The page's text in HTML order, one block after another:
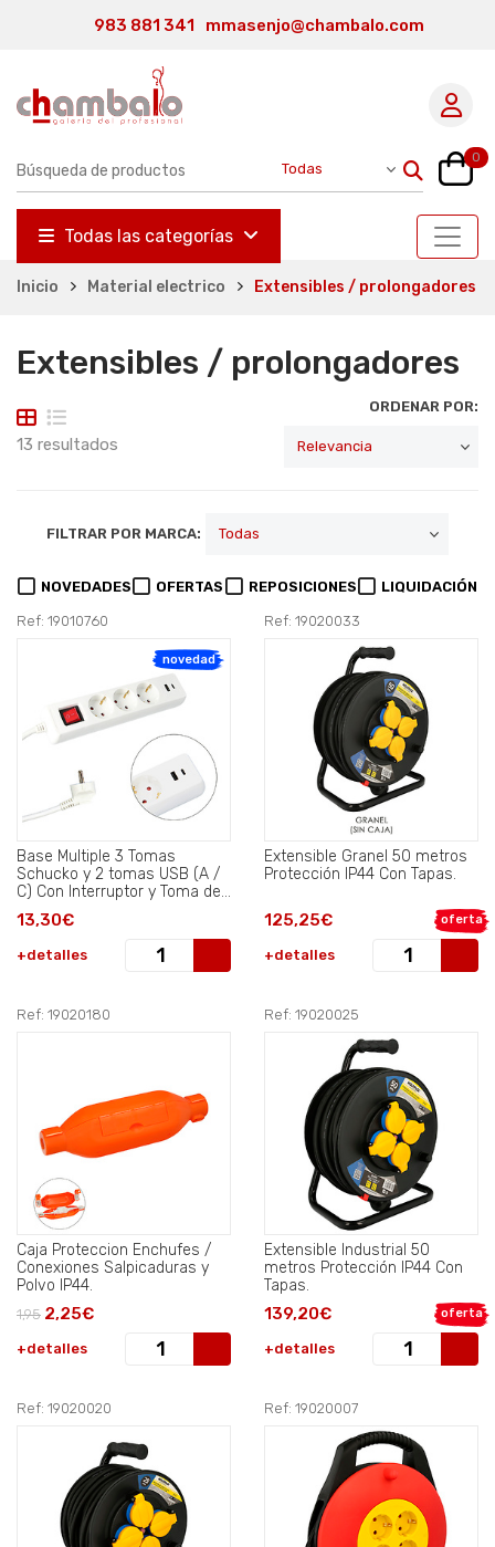
983 881 341 mmasenjo@chambalo.com
0
Todas las categorías
Inicio Material electrico Extensibles / prolongadores
Extensibles / prolongadores
13 resultados
ORDENAR POR:
FILTRAR POR MARCA:
NOVEDADES OFERTAS REPOSICIONES LIQUIDACIÓN
Ref: 19010760
novedad
Base Multiple 3 Tomas
Schucko y 2 tomas USB (A /
C) Con Interruptor y Toma de
Tierra.
13,30€
+detalles
Ref: 19020033
Extensible Granel 50 metros
Protección IP44 Con Tapas.
oferta
125,25€
+detalles
Ref: 19020180
Caja Proteccion Enchufes /
Conexiones Salpicaduras y
Polvo IP44.
1,95 2,25€
+detalles
Ref: 19020025
Extensible Industrial 50
metros Protección IP44 Con
Tapas.
oferta
139,20€
+detalles
Ref: 19020020 Ref: 19020007